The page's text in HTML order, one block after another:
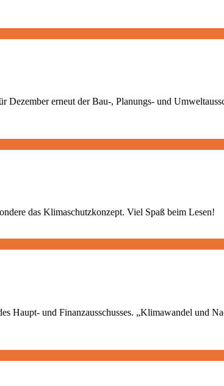
erneut der Bau-, Planungs- und
das Klimaschutzkonzept. Viel Spaß beim Lesen!
Haupt- und Finanzausschusses. „Klimawandel und